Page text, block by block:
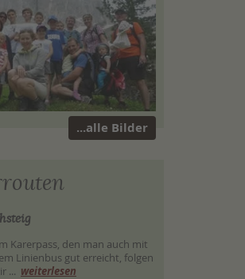
...alle Bilder
Karerpass, den man auch mit
Linienbus gut erreicht, folgen
... weiterlesen